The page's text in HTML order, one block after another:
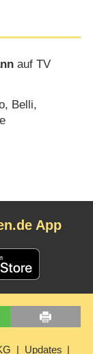
auf TV
Belli,
App
Updates